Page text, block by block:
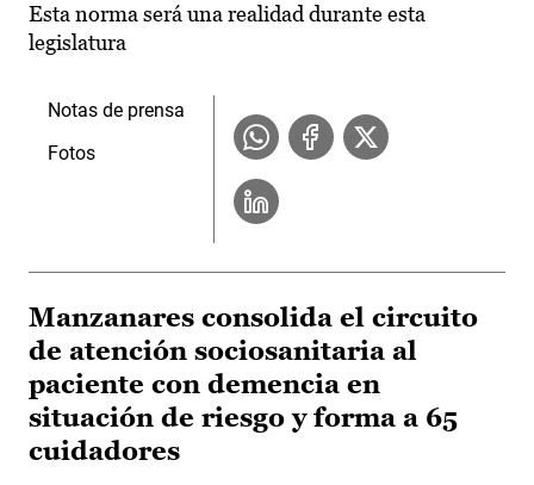
Esta norma será una realidad durante esta
legislatura
Notas de prensa
Fotos
Manzanares consolida el circuito
de atención sociosanitaria al
paciente con demencia en
situación de riesgo y forma a 65
cuidadores